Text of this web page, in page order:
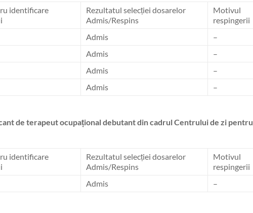
identificare
Rezultatul selecției dosarelor
Admis/Respins
Motivul
respingerii
Admis
–
Admis
–
Admis
–
Admis –
de terapeut ocupațional debutant din cadrul Centrului de zi pentru
identificare
Rezultatul selecției dosarelor
Admis/Respins
Motivul
respingerii
Admis –